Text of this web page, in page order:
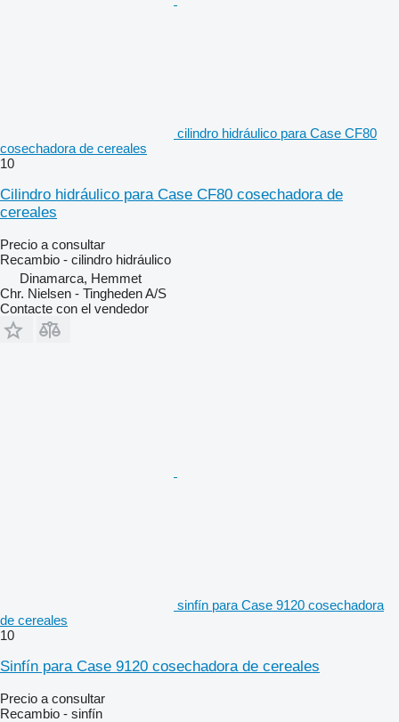
cilindro hidráulico para Case CF80
cosechadora de cereales
10
Cilindro hidráulico para Case CF80 cosechadora de
cereales
Precio a consultar
Recambio - cilindro hidráulico
Dinamarca, Hemmet
Chr. Nielsen - Tingheden A/S
Contacte con el vendedor
sinfín para Case 9120 cosechadora
de cereales
10
Sinfín para Case 9120 cosechadora de cereales
Precio a consultar
Recambio - sinfín